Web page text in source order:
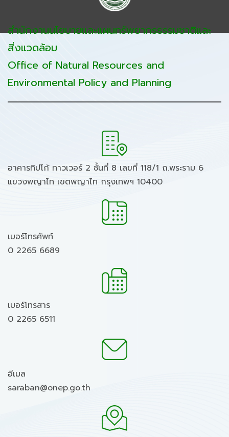
สำนักงานนโยบายและแผนทรัพยากรธรรมชาติและ
สิ่งแวดล้อม
Office of Natural Resources and
Environmental Policy and Planning
อาคารทิปโก้ ทาวเวอร์ 2 ชั้นที่ 8 เลขที่ 118/1 ถ.พระราม 6
แขวงพญาไท เขตพญาไท กรุงเทพฯ 10400
เบอร์โทรศัพท์
0 2265 6689
เบอร์โทรสาร
0 2265 6511
อีเมล
saraban@onep.go.th